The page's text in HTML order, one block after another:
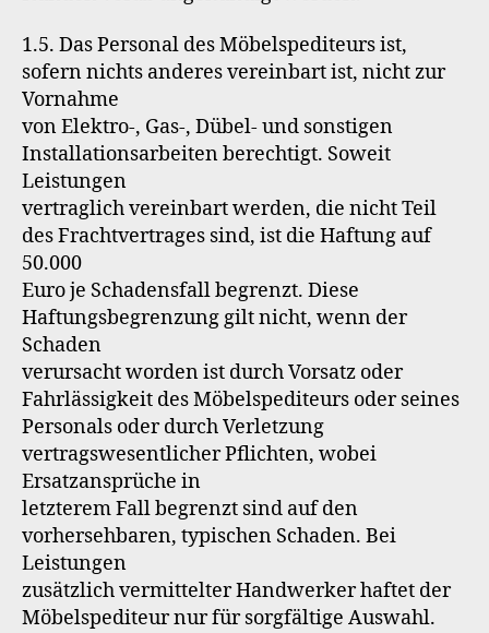
1.5. Das Personal des Möbelspediteurs ist,
sofern nichts anderes vereinbart ist, nicht zur
Vornahme
von Elektro-, Gas-, Dübel- und sonstigen
Installationsarbeiten berechtigt. Soweit
Leistungen
vertraglich vereinbart werden, die nicht Teil
des Frachtvertrages sind, ist die Haftung auf
50.000
Euro je Schadensfall begrenzt. Diese
Haftungsbegrenzung gilt nicht, wenn der
Schaden
verursacht worden ist durch Vorsatz oder
Fahrlässigkeit des Möbelspediteurs oder seines
Personals oder durch Verletzung
vertragswesentlicher Pflichten, wobei
Ersatzansprüche in
letzterem Fall begrenzt sind auf den
vorhersehbaren, typischen Schaden. Bei
Leistungen
zusätzlich vermittelter Handwerker haftet der
Möbelspediteur nur für sorgfältige Auswahl.